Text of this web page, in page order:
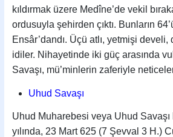
kıldırmak üzere Medîne’de vekil
ordusuyla şehir­den çıktı. Bunların
Ensâr’dandı. Üçü atlı, yetmişi
idiler. Nihayetinde iki güç arasında
Savaşı, mü’minlerin zaferiyle
Uhud Savaşı
Uhud Muharebesi veya Uhud
yılında, 23 Mart 625 (7 Şevval 3 H.)